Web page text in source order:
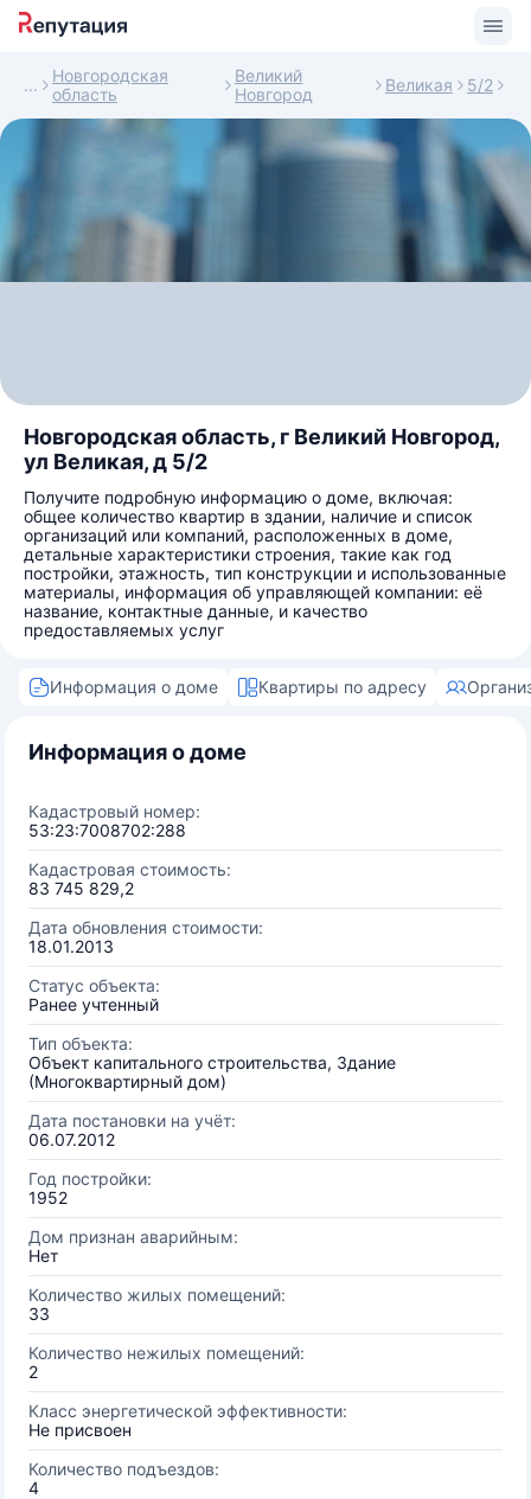
Новгородская
область
Великий
Новгород
Великая 5/2
Новгородская область, г Великий Новгород,
ул Великая, д 5/2
Получите подробную информацию о доме, включая:
общее количество квартир в здании, наличие и список
организаций или компаний, расположенных в доме,
детальные характеристики строения, такие как год
постройки, этажность, тип конструкции и использованные
материалы, информация об управляющей компании: её
название, контактные данные, и качество
предоставляемых услуг
Информация о доме Квартиры по адресу
Информация о доме
Кадастровый номер:
53:23:7008702:288
Кадастровая стоимость:
83 745 829,2
Дата обновления стоимости:
18.01.2013
Статус объекта:
Ранее учтенный
Тип объекта:
Объект капитального строительства, Здание
(Многоквартирный дом)
Дата постановки на учёт:
06.07.2012
Год постройки:
1952
Дом признан аварийным:
Нет
Количество жилых помещений:
33
Количество нежилых помещений:
2
Класс энергетической эффективности:
Не присвоен
Количество подъездов:
4